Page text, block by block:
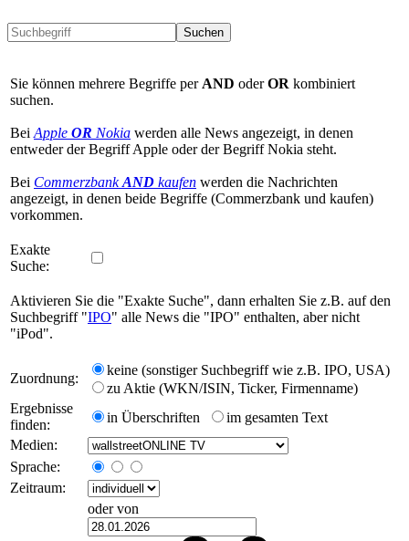
Suchen
Sie können mehrere Begriffe per AND oderOR kombiniert
suchen.
Bei Apple OR Nokia werden alle News angezeigt, in denen
entweder der Begriff Apple oder der Begriff Nokia steht.
Bei CommerzbankAND kaufen werden die Nachrichten
angezeigt, in denen beide Begriffe (Commerzbank und kaufen)
vorkommen.
Exakte
Suche:
Aktivieren Sie die "Exakte Suche", dann erhalten Sie z.B. auf den
Suchbegriff "IPO" alle News die "IPO" enthalten, aber nicht
"iPod".
Zuordnung:
keine (sonstiger Suchbegriff wie z.B. IPO, USA)
zu Aktie (WKN/ISIN, Ticker, Firmenname)
Ergebnisse
finden:
in Überschriften
im gesamten Text
Medien:
Sprache:
Zeitraum:
oder von